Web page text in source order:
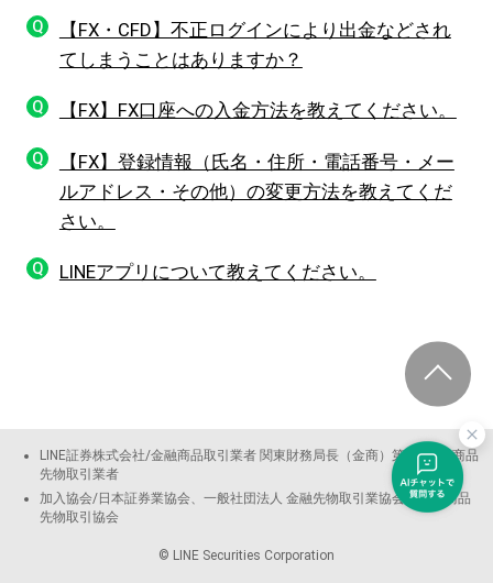
Q
【FX・CFD】不正ログインにより出金などされ
てしまうことはありますか？
Q 【FX】FX口座への入金方法を教えてください。
Q
【FX】登録情報（氏名・住所・電話番号・メー
ルアドレス・その他）の変更方法を教えてくだ
さい。
Q LINEアプリについて教えてください。
LINE証券株式会社/金融商品取引業者 関東財務局長（金商）第3144号 商品
先物取引業者
加入協会/日本証券業協会、一般社団法人 金融先物取引業協会、日本商品
先物取引協会
© LINE Securities Corporation